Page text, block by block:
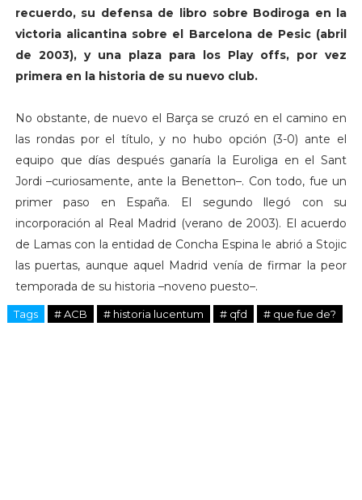
recuerdo, su defensa de libro sobre Bodiroga en la
victoria alicantina sobre el Barcelona de Pesic (abril
de 2003), y una plaza para los Play offs, por vez
primera en la historia de su nuevo club.
No obstante, de nuevo el Barça se cruzó en el camino en
las rondas por el título, y no hubo opción (3-0) ante el
equipo que días después ganaría la Euroliga en el Sant
Jordi –curiosamente, ante la Benetton–. Con todo, fue un
primer paso en España. El segundo llegó con su
incorporación al Real Madrid (verano de 2003). El acuerdo
de Lamas con la entidad de Concha Espina le abrió a Stojic
las puertas, aunque aquel Madrid venía de firmar la peor
temporada de su historia –noveno puesto–.
Tags # ACB # historia lucentum # qfd # que fue de?